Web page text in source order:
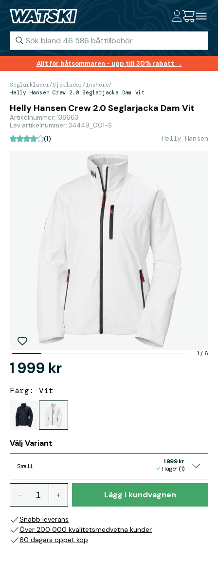
Allt för båtsommaren - upp till 30% rabatt →
Seglarkläder/Sjökläder/Inshore/
Helly Hansen Crew 2.0 Seglarjacka Dam Vit
Helly Hansen Crew 2.0 Seglarjacka Dam Vit
Artikelnummer: 138663
Lev artikelnummer: 34449_001-S
(1) Helly Hansen
1 / 6
1 999 kr
Färg: Vit
Välj Variant
Small
1 999 kr
I lager (1)
Lägg i kundvagnen
Snabb leverans
Över 200 000 kvalitetsmedvetna kunder
60 dagars öppet köp